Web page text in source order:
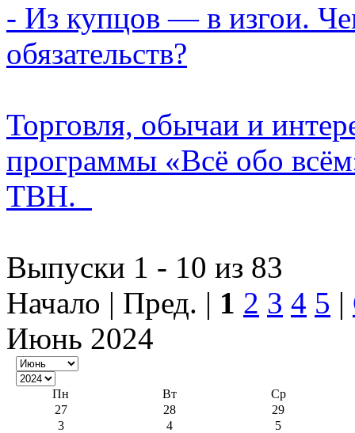
- Из купцов — в изгои.
обязательств?
Торговля, обычаи и
программы «Всё обо
ТВН.
Выпуски 1 - 10 из 83
Начало | Пред. | 1 2 3 4 5 |
Июнь 2024
Пн Вт
Ср
27
28
29
3
4
5